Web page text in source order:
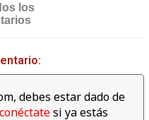
los
debes estar dado de
conéctatesi ya estás